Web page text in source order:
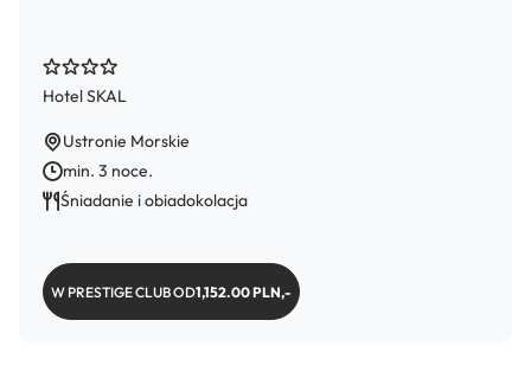
Hotel SKAL
Ustronie Morskie
min. 3 noce.
Śniadanie i obiadokolacja
W PRESTIGE CLUB OD1,152.00 PLN,-